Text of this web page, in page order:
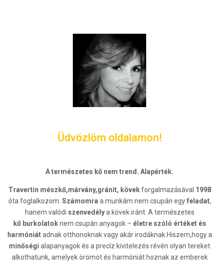
Üdvözlöm oldalamon!
A természetes kő nem trend. Alapérték.
Travertin mészkő,márvány,gránit, kövekforgalmazásával 1998
óta foglalkozom. Számomra a munkám nem csupán egyfeladat,
hanem valódi szenvedélya kövek iránt. A természetes
kő burkolatoknem csupán anyagok – életre szóló értéket és
harmóniátadnak otthonoknak vagy akár irodáknak.Hiszem,hogy a
minőségi alapanyagok és a precíz kivitelezés révén olyan tereket
alkothatunk, amelyek örömöt és harmóniát hoznak az emberek